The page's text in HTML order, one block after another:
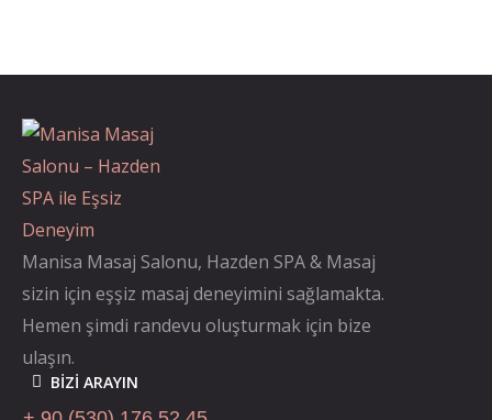
Manisa Masaj Salonu, Hazden SPA & Masaj
sizin için eşşiz masaj deneyimini sağlamakta.
Hemen şimdi randevu oluşturmak için bize
ulaşın.
BIZI ARAYIN